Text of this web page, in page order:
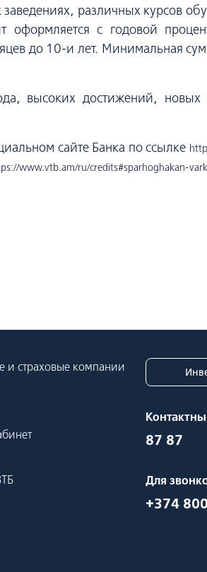
различных курсов
с годовой
до 10-и лет. Минимальная
высоких достижений,
сайте Банка по ссылке
www.vtb.am/ru/credits#sparhoghakan-
и страховые компании
87 87
Для
+374